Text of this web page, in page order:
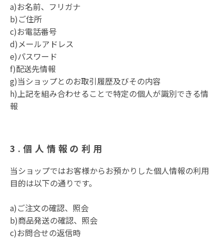
a)お名前、フリガナ
b)ご住所
c)お電話番号
d)メールアドレス
e)パスワード
f)配送先情報
g)当ショップとのお取引履歴及びその内容
h)上記を組み合わせることで特定の個人が識別できる情
報
3.個人情報の利用
当ショップではお客様からお預かりした個人情報の利用
目的は以下の通りです。
a)ご注文の確認、照会
b)商品発送の確認、照会
c)お問合せの返信時